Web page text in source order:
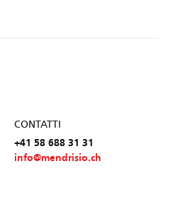
CONTATTI
+41 58 688 31 31
info@mendrisio.ch